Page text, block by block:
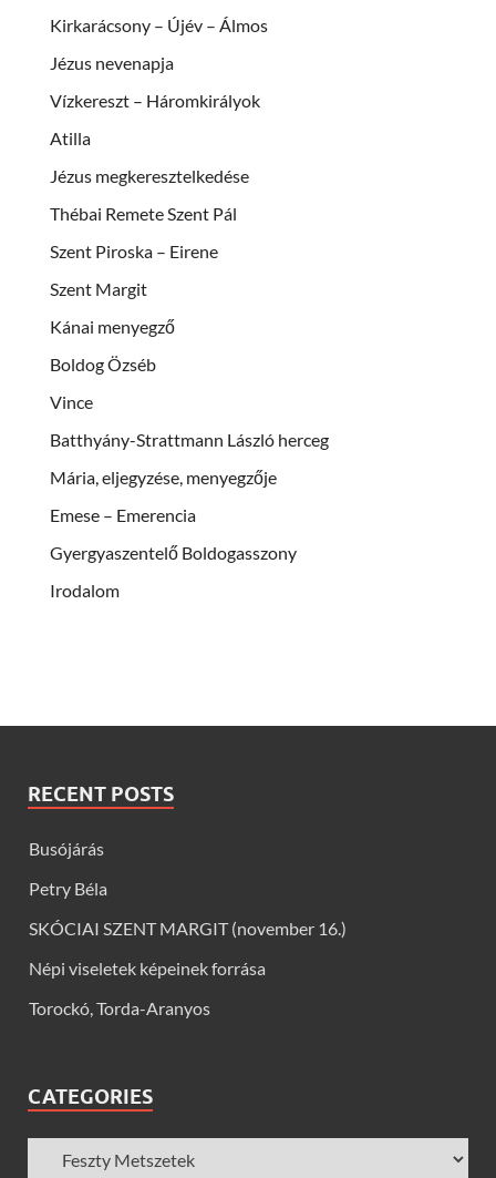
Kirkarácsony – Újév – Álmos
Jézus nevenapja
Vízkereszt – Háromkirályok
Atilla
Jézus megkeresztelkedése
Thébai Remete Szent Pál
Szent Piroska – Eirene
Szent Margit
Kánai menyegző
Boldog Özséb
Vince
Batthyány-Strattmann László herceg
Mária, eljegyzése, menyegzője
Emese – Emerencia
Gyergyaszentelő Boldogasszony
Irodalom
RECENT POSTS
Busójárás
Petry Béla
SKÓCIAI SZENT MARGIT (november 16.)
Népi viseletek képeinek forrása
Torockó, Torda-Aranyos
CATEGORIES